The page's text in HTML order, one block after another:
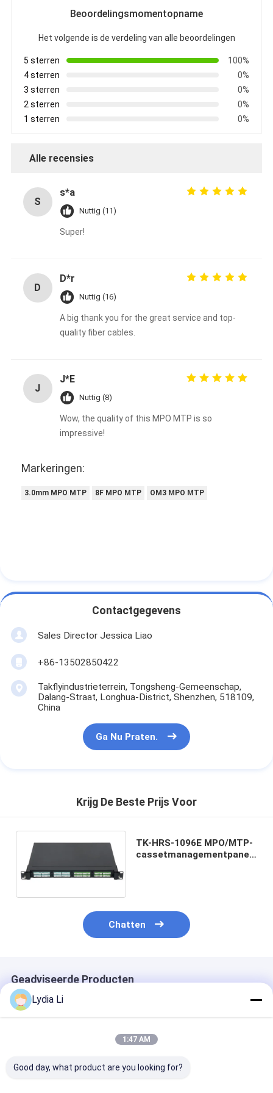
Beoordelingsmomentopname
Het volgende is de verdeling van alle beoordelingen
5 sterren
100%
4 sterren
0%
3 sterren
0%
2 sterren
0%
1 sterren
0%
Alle recensies
S
s*a
Nuttig (11)
Super!
D
D*r
Nuttig (16)
A big thank you for the great service and top-
quality fiber cables.
J
J*E
Nuttig (8)
Wow, the quality of this MPO MTP is so
impressive!
Markeringen:
3.0mm MPO MTP 8F MPO MTP OM3 MPO MTP
Contactgegevens
Sales Director Jessica Liao
+86-13502850422
Takflyindustrieterrein, Tongsheng-Gemeenschap,
Dalang-Straat, Longhua-District, Shenzhen, 518109,
China
Ga Nu Praten.
Krijg De Beste Prijs Voor
TK-HRS-1096E MPO/MTP-
cassetmanagementpaneel
Chatten
Geadviseerde Producten
Lydia Li
1:47 AM
Good day, what product are you looking for?